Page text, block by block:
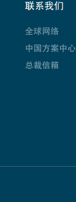
联系我们
全球网络
中国方案中心
总裁信箱